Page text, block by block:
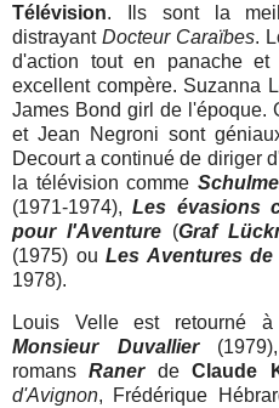
Télévision. Ils sont la
distrayantDocteur Caraïbes.
d'action tout en panache
excellent compère. Suzanna
James Bond girl de l'époque.
et Jean Negroni sont
Decourt a continué de diriger
la télévision comme
(1971-1974),Les évasions
pour l'Aventure (Graf
(1975) ouLes Aventures
1978).
Louis Velle est retourné
Monsieur Duvallier
romansRanerdeClaude
d'Avignon, Frédérique